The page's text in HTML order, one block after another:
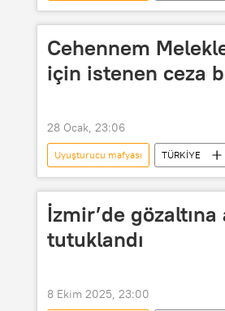
Cehennem
için istenen ceza
28 Ocak, 23:06
Uyuşturucu mafyası TÜRKİYE
Coşkun Necati Arabacı
Mafya
İzmir’de
tutuklandı
8 Ekim 2025, 23:00